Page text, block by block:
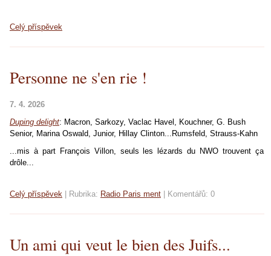
Celý příspěvek
Personne ne s'en rie !
7. 4. 2026
Duping delight: Macron, Sarkozy, Vaclac Havel, Kouchner, G. Bush
Senior, Marina Oswald, Junior, Hillay Clinton...Rumsfeld, Strauss-Kahn
...mis à part François Villon, seuls les lézards du NWO trouvent ça
drôle...
Celý příspěvek Rubrika: Radio Paris ment Komentářů: 0
Un ami qui veut le bien des Juifs...